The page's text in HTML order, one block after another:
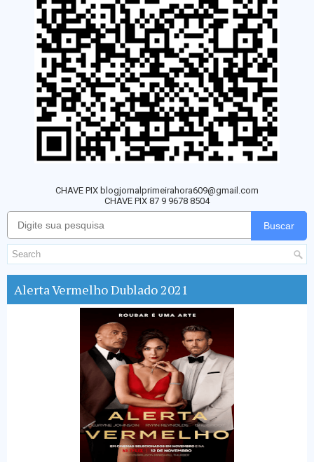
CHAVE PIX blogjornalprimeirahora609@gmail.com
CHAVE PIX 87 9 9678 8504
Buscar
Alerta Vermelho Dublado 2021